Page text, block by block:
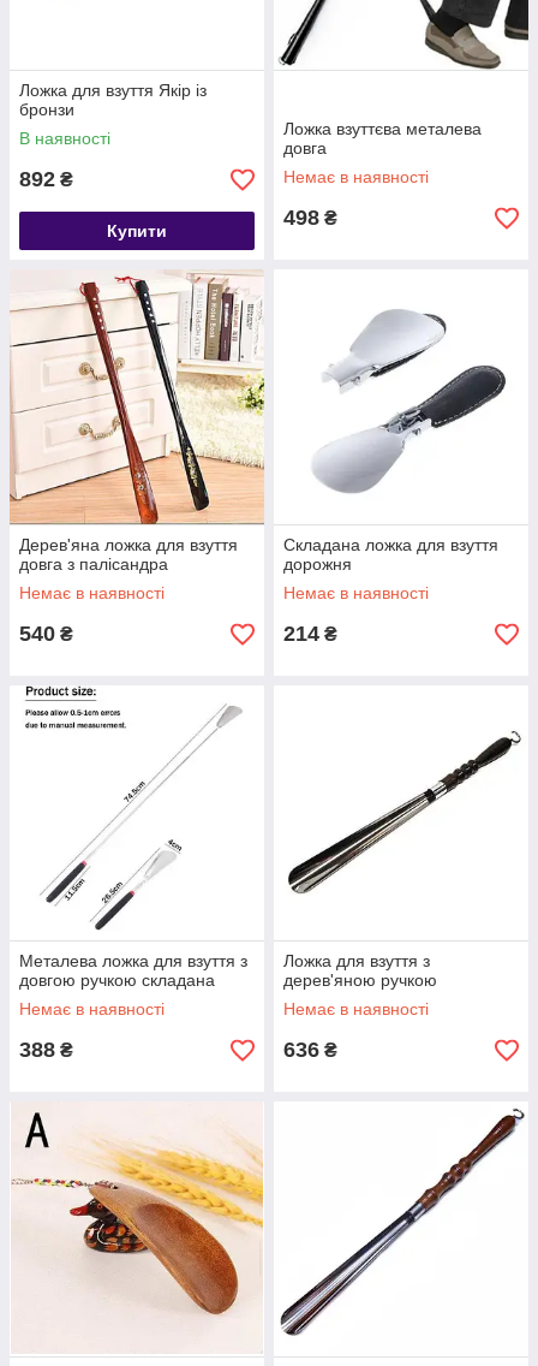
Ложка для взуття Якір із
бронзи
В наявності
892 ₴
Купити
Ложка взуттєва металева
довга
Немає в наявності
498 ₴
Дерев'яна ложка для взуття
довга з палісандра
Немає в наявності
540 ₴
Складана ложка для взуття
дорожня
Немає в наявності
214 ₴
Металева ложка для взуття з
довгою ручкою складана
Немає в наявності
388 ₴
Ложка для взуття з
дерев'яною ручкою
Немає в наявності
636 ₴